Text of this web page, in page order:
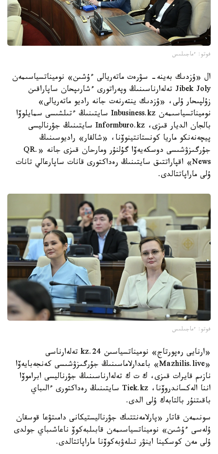
فوتو: ءماجىلىس
ال «ۇزدىك بەينە- سۋرەت ماتەريالى ءۇشىن» نوميناتسياسىمەن
Jibek Joly تەلەارناسىنىڭ وپەراتورى ءشارىپحان ساپاراقىن
زۇلپىحار ۇلى، «ۇزدىك ينتەرنەت جانە راديو ماتەريالى»
نوميناتسياسىمەن Inbusiness.kz سايتىنىڭ ءتىلشىسى سمايلوۆا
بالجان الديار قىزى، Informburo.kz سايتىنىڭ جۋرناليسى
پيچەنەنكو ماريا كونستانتينوۆنا، «شالقار» راديوسىنىڭ
جۇرگىزۋشىسى دوسكەيەۆا گۇلنۇر ومارحان قىزى جانە «QR.
News» اقپاراتتىق سايتىنىڭ رەداكتورى قانات ساپارعالي تانات
ۇلى ماراپاتتالدى.
فوتو: ءماجىلىس
«ارنايى رەپورتاج» نوميناتسياسىن 24.kz تەلەارناسى
«Mazhilis.live» باعدارلاماسىنىڭ جۇرگىزۋشىسى كەنجەبايەۆا
نازىم قايرات قىزى، ك ت ك تەلەارناسىنىڭ جۋرناليسى ابراموۆا
اننا الەكساندروۆنا، Tiek.kz سايتىنىڭ رەداكتورى ءالىباي
باقىتنۇر بالتابەك ۇلى الدى.
سونىمەن قاتار «پارلامەنتتىك جۋرناليستيكانى دامىتۋعا قوسقان
ۇلەسى ءۇشىن» نوميناتسياسىمەن قابىلبەكوۆ ناعاشىباي جولدى
ۇلى مەن كوسكينا اينۋر تىلەۋبەكوۆنا ماراپاتتالدى.